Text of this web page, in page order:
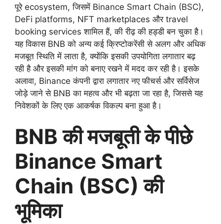
पूरे ecosystem, जिसमें Binance Smart Chain (BSC),
DeFi platforms, NFT marketplaces और travel
booking services शामिल हैं, की रीढ़ की हड्डी बन चुका है।
यह विकास BNB को अन्य कई क्रिप्टोकरेंसी से अलग और अधिक
मजबूत स्थिति में लाता है, क्योंकि इसकी उपयोगिता लगातार बढ़
रही है और इसकी मांग को बनाए रखने में मदद कर रही है। इसके
अलावा, Binance कंपनी द्वारा लगातार नए फीचर्स और सर्विसेज
जोड़े जाने से BNB का महत्व और भी बढ़ता जा रहा है, जिससे यह
निवेशकों के लिए एक आकर्षक विकल्प बना हुआ है।
BNB की मजबूती के पीछे
Binance Smart
Chain (BSC) की
भूमिका